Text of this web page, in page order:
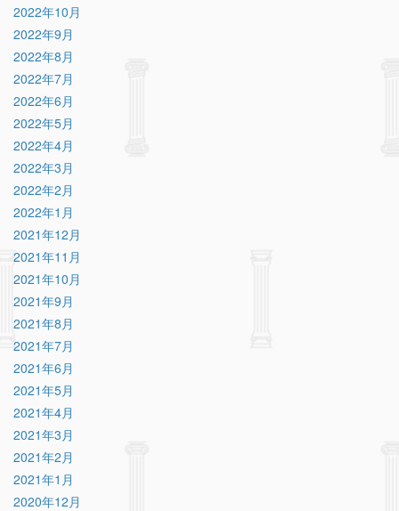
2022年10月
2022年9月
2022年8月
2022年7月
2022年6月
2022年5月
2022年4月
2022年3月
2022年2月
2022年1月
2021年12月
2021年11月
2021年10月
2021年9月
2021年8月
2021年7月
2021年6月
2021年5月
2021年4月
2021年3月
2021年2月
2021年1月
2020年12月